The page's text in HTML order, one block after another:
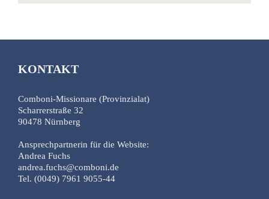
KONTAKT
Comboni-Missionare (Provinzialat)
Scharrerstraße 32
90478 Nürnberg
Ansprechpartnerin für die Website:
Andrea Fuchs
andrea.fuchs@comboni.de
Tel. (0049) 7961 9055-44